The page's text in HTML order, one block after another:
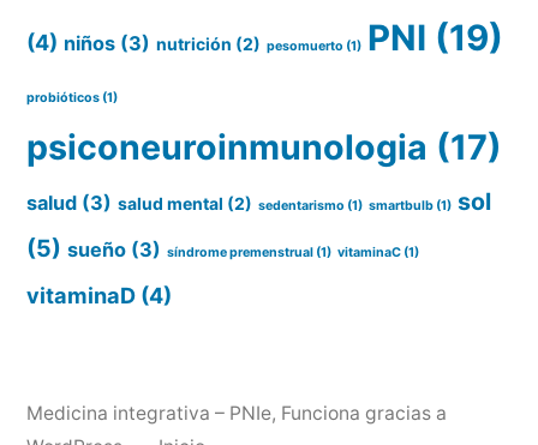
(4) niños (3) nutrición (2) pesomuerto (1) PNI (19)
probióticos (1)
psiconeuroinmunologia (17)
salud (3) salud mental (2) sedentarismo (1) smartbulb (1) sol
(5) sueño (3) síndrome premenstrual (1) vitaminaC (1)
vitaminaD (4)
Medicina integrativa – PNIe, Funciona gracias a